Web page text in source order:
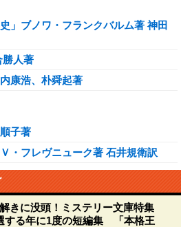
」ブノワ・フランクバルム著 神田
勝人著
康浩、朴舜起著
子著
・フレヴニューク著 石井規衛訳
きに没頭！ミステリー文庫特集
する年に1度の短編集 「本格王